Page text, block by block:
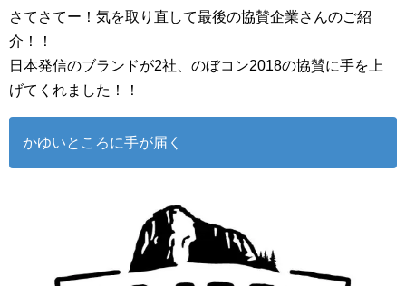
さてさてー！気を取り直して最後の協賛企業さんのご紹
介！！
日本発信のブランドが2社、のぼコン2018の協賛に手を上
げてくれました！！
かゆいところに手が届く